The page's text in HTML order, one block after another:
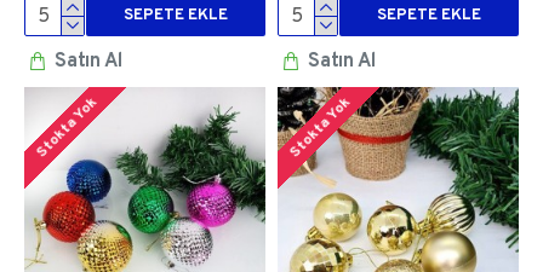
SEPETE EKLE
Satın Al
SEPETE EKLE
Satın Al
Stokta Yok Stokta Yok